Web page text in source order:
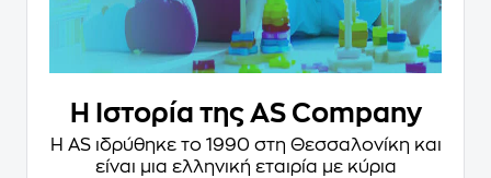
Η Ιστορία της AS Company
Η AS ιδρύθηκε το 1990 στη Θεσσαλονίκη και
είναι μια ελληνική εταιρία με κύρια